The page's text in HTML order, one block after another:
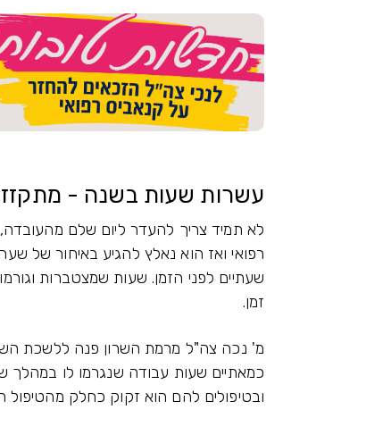
עשרות שעות בשנה -
לא תמיד צריך להעדר ליום שלם
רפואי ואז הוא נאלץ להגיע באיחור של
שעתיים לפני הזמן. שעות שמצטברות
זמן.
מ' נכה צה"ל מרמת השרון פנה ללשכת
כמאתיים שעות עבודה שנגרמו לו
ובטיפולים להם הוא זקוק כחלק מהטיפול